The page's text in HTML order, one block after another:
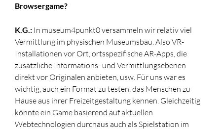
Browsergame?
K.G.: In museum4punkt0 versammeln wir relativ viel
Vermittlung im physischen Museumsbau. Also VR-
Installationen vor Ort, ortsspezifische AR-Apps, die
zusätzliche Informations- und Vermittlungsebenen
direkt vor Originalen anbieten, usw. Für uns war es
wichtig, auch ein Format zu testen, das Menschen zu
Hause aus ihrer Freizeitgestaltung kennen. Gleichzeitig
könnte ein Game basierend auf aktuellen
Webtechnologien durchaus auch als Spielstation im